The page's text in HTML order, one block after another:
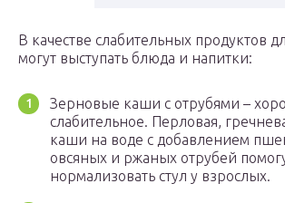
В качестве слабительных продуктов
могут выступать блюда и напитки:
Зерновые каши с отрубями –
слабительное. Перловая,
каши на воде с добавлением
овсяных и ржаных отрубей
нормализовать стул у взрослых.